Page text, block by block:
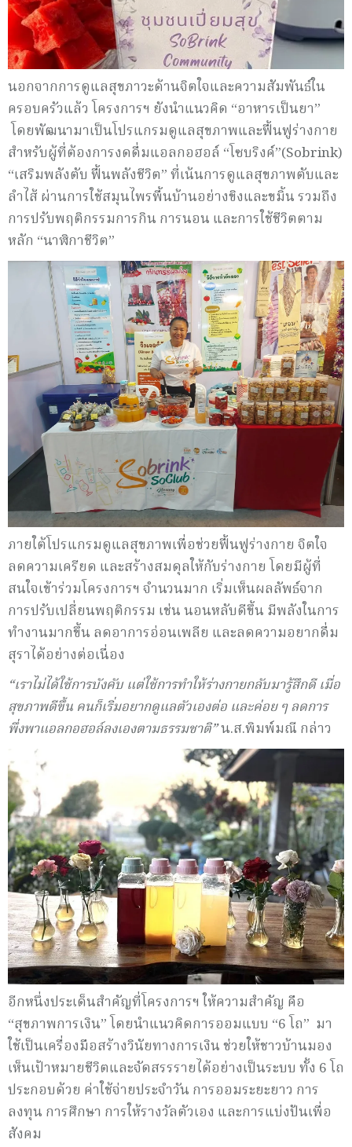
นอกจากการดูแลสุขภาวะด้านจิตใจและความสัมพันธ์ใน
ครอบครัวแล้ว โครงการฯ ยังนำแนวคิด “อาหารเป็นยา”
โดยพัฒนามาเป็นโปรแกรมดูแลสุขภาพและฟื้นฟูร่างกาย
สำหรับผู้ที่ต้องการงดดื่มแอลกอฮอล์ “โซบริงค์”(Sobrink)
“เสริมพลังตับ ฟื้นพลังชีวิต” ที่เน้นการดูแลสุขภาพตับและ
ลำไส้ ผ่านการใช้สมุนไพรพื้นบ้านอย่างขิงและขมิ้น รวมถึง
การปรับพฤติกรรมการกิน การนอน และการใช้ชีวิตตาม
หลัก “นาฬิกาชีวิต”
ภายใต้โปรแกรมดูแลสุขภาพเพื่อช่วยฟื้นฟูร่างกาย จิตใจ
ลดความเครียด และสร้างสมดุลให้กับร่างกาย โดยมีผู้ที่
สนใจเข้าร่วมโครงการฯ จำนวนมาก เริ่มเห็นผลลัพธ์จาก
การปรับเปลี่ยนพฤติกรรม เช่น นอนหลับดีขึ้น มีพลังในการ
ทำงานมากขึ้น ลดอาการอ่อนเพลีย และลดความอยากดื่ม
สุราได้อย่างต่อเนื่อง
“เราไม่ได้ใช้การบังคับ แต่ใช้การทำให้ร่างกายกลับมารู้สึกดี เมื่อ
สุขภาพดีขึ้น คนก็เริ่มอยากดูแลตัวเองต่อ และค่อย ๆ ลดการ
พึ่งพาแอลกอฮอล์ลงเองตามธรรมชาติ”น.ส.พิมพ์มณี กล่าว
อีกหนึ่งประเด็นสำคัญที่โครงการฯ ให้ความสำคัญ คือ
“สุขภาพการเงิน” โดยนำแนวคิดการออมแบบ “6 โถ” มา
ใช้เป็นเครื่องมือสร้างวินัยทางการเงิน ช่วยให้ชาวบ้านมอง
เห็นเป้าหมายชีวิตและจัดสรรรายได้อย่างเป็นระบบ ทั้ง 6 โถ
ประกอบด้วย ค่าใช้จ่ายประจำวัน การออมระยะยาว การ
ลงทุน การศึกษา การให้รางวัลตัวเอง และการแบ่งปันเพื่อ
สังคม